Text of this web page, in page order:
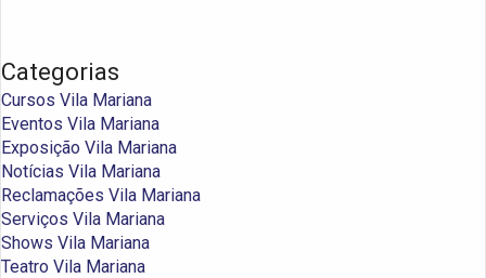
Categorias
Cursos Vila Mariana
Eventos Vila Mariana
Exposição Vila Mariana
Notícias Vila Mariana
Reclamações Vila Mariana
Serviços Vila Mariana
Shows Vila Mariana
Teatro Vila Mariana